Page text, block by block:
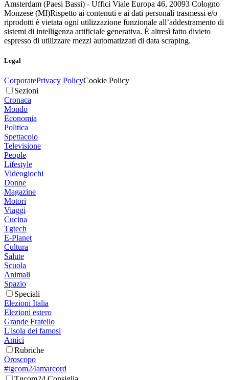
Amsterdam (Paesi Bassi) - Uffici Viale Europa 46, 20093 Cologno
Monzese (MI)Rispetto ai contenuti e ai dati personali trasmessi e/o
riprodotti è vietata ogni utilizzazione funzionale all’addestramento di
sistemi di intelligenza artificiale generativa. È altresì fatto divieto
espresso di utilizzare mezzi automatizzati di data scraping.
Legal
CorporatePrivacy PolicyCookie Policy
Sezioni
Cronaca
Mondo
Economia
Politica
Spettacolo
Televisione
People
Lifestyle
Videogiochi
Donne
Magazine
Motori
Viaggi
Cucina
Tgtech
E-Planet
Cultura
Salute
Scuola
Animali
Spazio
Speciali
Elezioni Italia
Elezioni estero
Grande Fratello
L'isola dei famosi
Amici
Rubriche
Oroscopo
#tgcom24amarcord